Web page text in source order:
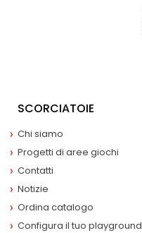
SCORCIATOIE
Chi siamo
Progetti di aree giochi
Contatti
Notizie
Ordina catalogo
Configura il tuo playground